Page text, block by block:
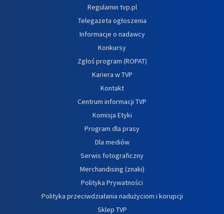
Regulamin tvp.pl
Telegazeta ogłoszenia
Informacje o nadawcy
Konkursy
Zgłoś program (ROPAT)
Kariera w TVP
Kontakt
Centrum informacji TVP
Komisja Etyki
Program dla prasy
Dla mediów
Serwis fotograficzny
Merchandising (znaki)
Polityka Prywatności
Polityka przeciwdziałania nadużyciom i korupcji
Sklep TVP